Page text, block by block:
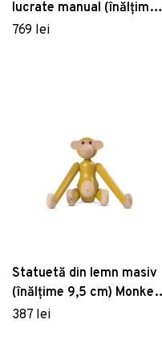
lucrate manual (înălțime
37 cm) Libra – Hübsch
769 lei
Statuetă din lemn masiv
(înălțime 9,5 cm) Monkey
Mini – Kay Bojesen
387 lei